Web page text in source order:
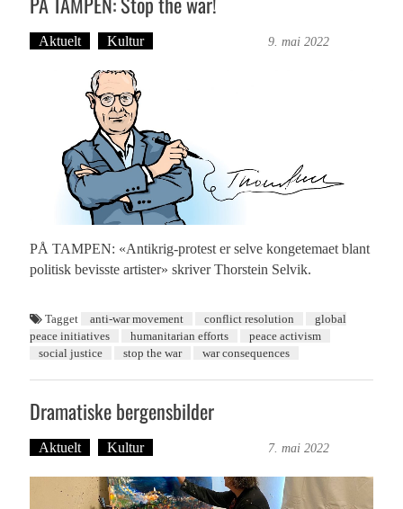
Aktuelt Kultur 9. mai 2022
PÅ TAMPEN: «Antikrig-protest er selve kongetemaet blant
politisk bevisste artister» skriver Thorstein Selvik.
Tagget anti-war movement conflict resolution
global
peace initiatives
humanitarian efforts
peace activism
social justice
stop the war war consequences
Dramatiske bergensbilder
Aktuelt Kultur 7. mai 2022